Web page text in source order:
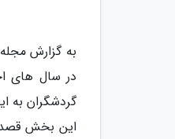
به گزارش
در سال های
گردشگران به
این بخش قصد